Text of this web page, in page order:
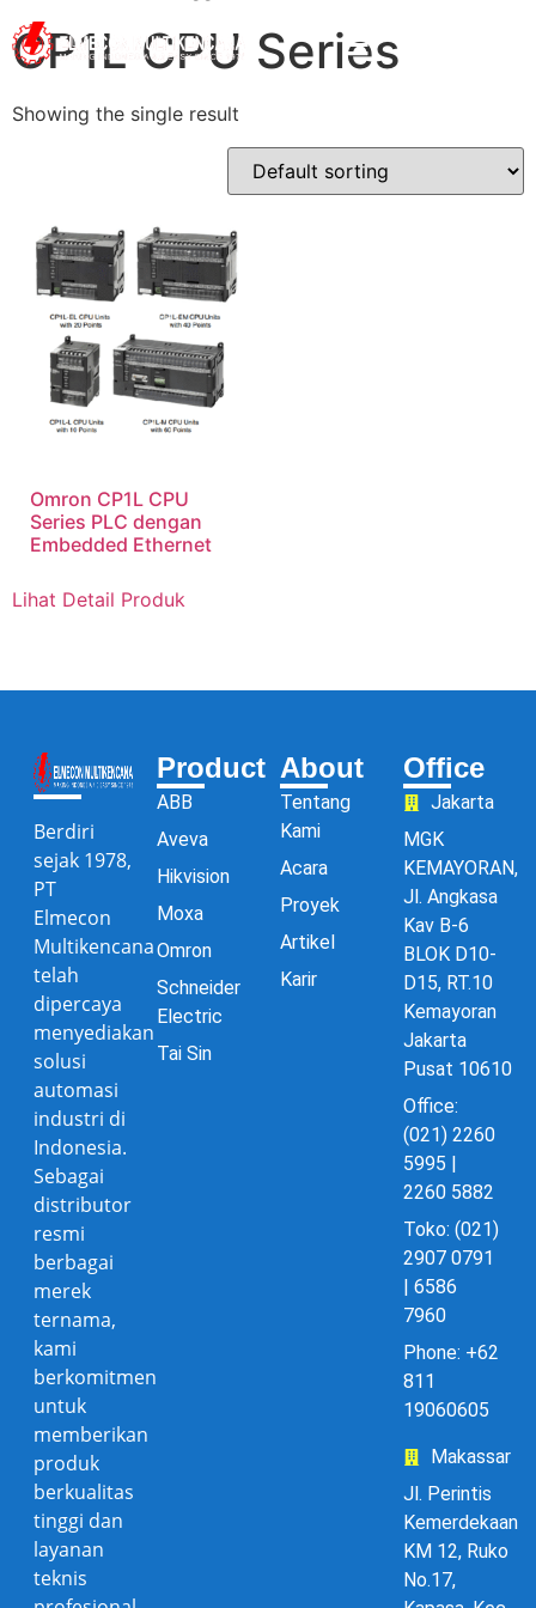
CP1L CPU Series
Showing the single result
Omron CP1L CPU
Series PLC dengan
Embedded Ethernet
Lihat Detail Produk
Berdiri
sejak 1978,
PT
Elmecon
Multikencana
telah
dipercaya
menyediakan
solusi
automasi
industri di
Indonesia.
Sebagai
distributor
resmi
berbagai
merek
ternama,
kami
berkomitmen
untuk
memberikan
produk
berkualitas
tinggi dan
layanan
teknis
Product
ABB
Aveva
Hikvision
Moxa
Omron
Schneider
Electric
Tai Sin
About
Tentang
Kami
Acara
Proyek
Artikel
Karir
Office
Jakarta
MGK
KEMAYORAN,
Jl. Angkasa
Kav B-6
BLOK D10-
D15, RT.10
Kemayoran
Jakarta
Pusat 10610
Office:
(021) 2260
5995 |
2260 5882
Toko: (021)
2907 0791
| 6586
7960
Phone: +62
811
19060605
Makassar
Jl. Perintis
Kemerdekaan
KM 12, Ruko
No.17,